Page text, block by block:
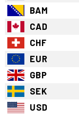
BAM
CAD
CHF
EUR
GBP
SEK
USD